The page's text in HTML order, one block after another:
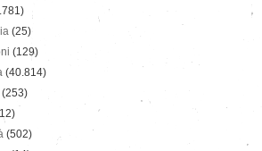
(25)
(129)
(40.814)
(253)
(502)